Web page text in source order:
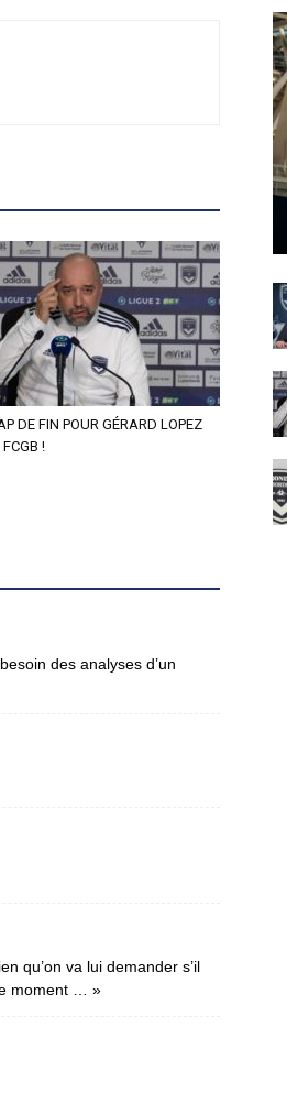
DE FIN POUR GÉRARD LOPEZ
!
des analyses d’un
qu’on va lui demander s’il
moment … »